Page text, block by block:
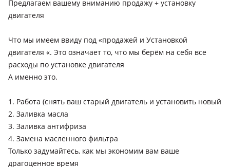
Предлагаем вашему вниманию продажу + установку
двигателя
Что мы имеем ввиду под «продажей и Установкой
двигателя «. Это означает то, что мы берём на себя все
расходы по установке двигателя
А именно это.
1. Работа (снять ваш старый двигатель и установить новый
2. Заливка масла
3. Заливка антифриза
4. Замена масленного фильтра
Только задумайтесь, как мы экономим вам ваше
драгоценное время